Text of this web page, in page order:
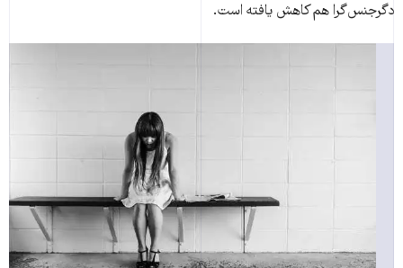
دگرجنس‌گرا هم کاهش یافته است.